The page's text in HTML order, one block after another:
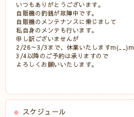
いつもありがとうございます。
自販機の釣銭が故障中です。
自販機のメンテナンスに乗じまして
私自身のメンテも行います。
申し訳ございませんが
2/26～3/3まで、休業いたしますm(__)m
3/4以降のご予約は承りますので
よろしくお願いいたします。
スケジュール